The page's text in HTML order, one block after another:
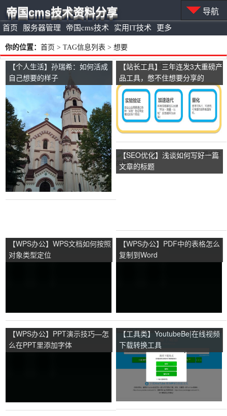
首页 服务器管理 帝国cms技术 实用IT技术 更多
帝国cms技术资料分享 导航
你的位置： 首页 > TAG信息列表 > 想要
【个人生活】孙瑞希：如何活成
自己想要的样子
【站长工具】三年连发3大重磅产
品工具，憋不住想要分享的
DevOps实操干货
【SEO优化】浅谈如何写好一篇
文章的标题
【WPS办公】WPS文档如何按照
对象类型定位
【WPS办公】PDF中的表格怎么
复制到Word
【WPS办公】PPT演示技巧—怎
么在PPT里添加字体
【工具类】YoutubeBe|在线视频
下载转换工具